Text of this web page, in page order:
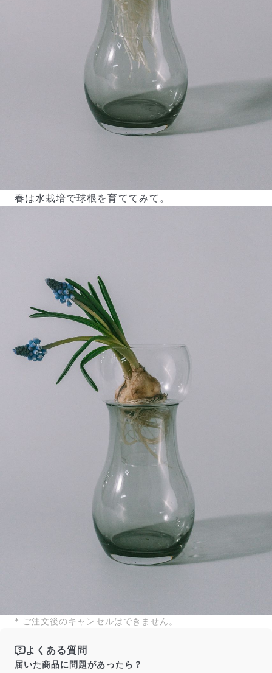
春は水栽培で球根を育ててみて。
* ご注文後のキャンセルはできません。
よくある質問
届いた商品に問題があったら？